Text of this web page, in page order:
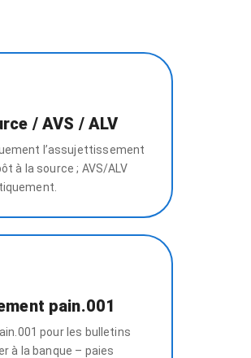
/ AVS / ALV
l’assujettissement
à la source ; AVS/ALV
pain.001
pour les bulletins
à la banque – paies